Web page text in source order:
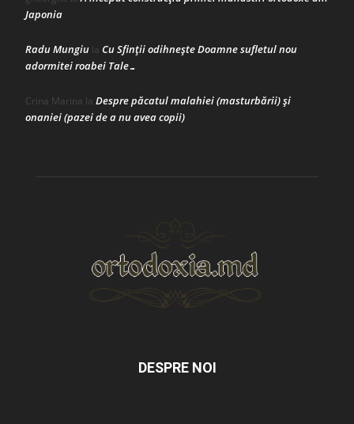
Japonia
Radu Mungiu la Cu Sfinții odihnește Doamne sufletul nou
adormitei roabei Tale…
Crina Marina la Despre păcatul malahiei (masturbării) şi
onaniei (pazei de a nu avea copii)
DESPRE NOI